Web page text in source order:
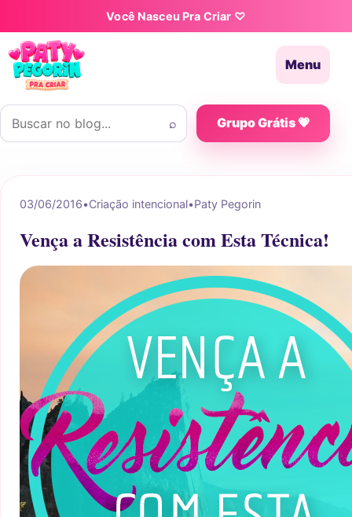
Pular para o conteúdoVocê Nasceu Pra Criar ♡
Menu
Buscar por:
⌕ Grupo Grátis 💗
03/06/2016•Criação intencional•Paty Pegorin
Vença a Resistência com Esta Técnica!